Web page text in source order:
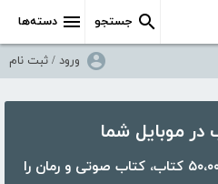
دسته‌ها جستجو
ورود / ثبت نام
با اپلیکیشن کتابراه، بیش از ۵۰،۰۰۰ کتاب، کتاب صوتی و رمان را